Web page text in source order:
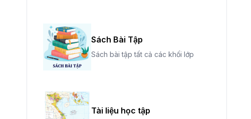
Sách Bài Tập
Sách bài tập tất cả các khối lớp
Tài liệu học tập